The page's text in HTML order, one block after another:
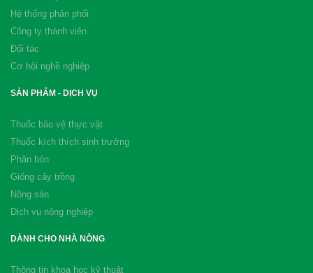
Hệ thống phân phối
Công ty thành viên
Đối tác
Cơ hội nghề nghiệp
SẢN PHẨM - DỊCH VỤ
Thuốc bảo vệ thực vật
Thuốc kích thích sinh trưởng
Phân bón
Giống cây trồng
Nông sản
Dịch vụ nông nghiệp
DÀNH CHO NHÀ NÔNG
Thông tin khoa học kỹ thuật